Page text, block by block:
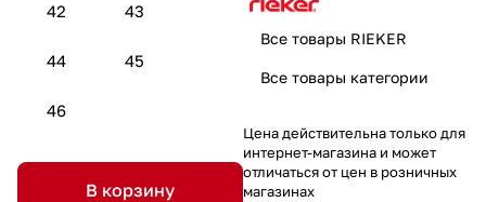
42 43
44 45
46
В корзину
Все товары RIEKER
Все товары категории
Цена действительна только для
интернет-магазина и может
отличаться от цен в розничных
магазинах